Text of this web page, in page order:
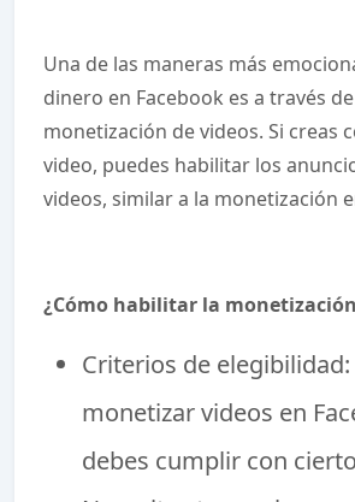
Una de las maneras más
dinero en Facebook es a través
monetización de videos. Si creas
video, puedes habilitar los
videos, similar a la monetización
¿Cómo habilitar la
Criterios de elegibilidad:
monetizar videos en
debes cumplir con